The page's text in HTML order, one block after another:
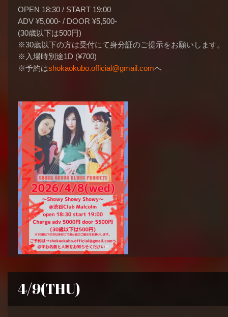
OPEN 18:30 / START 19:00
ADV ¥5,000- / DOOR ¥5,500-
(30歳以下は500円)
※30歳以下の方は受付にて身分証のご提示をお願いします。
※入場時別途1D (¥700)
※予約はshokaokubo.official@gmail.comへ
4/9(THU)